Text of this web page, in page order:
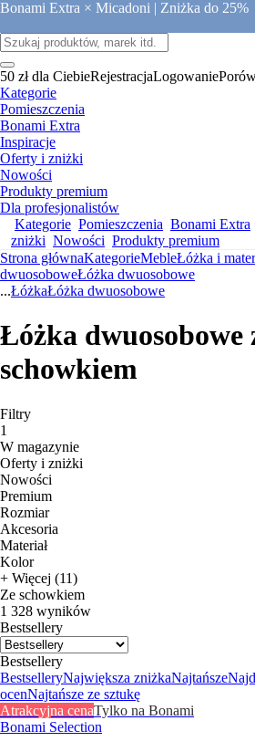
Bonami Extra × Micadoni | Zniżka do
50 zł dla CiebieRejestracjaLogowanie
Kategorie
Pomieszczenia
Bonami Extra
Inspiracje
Oferty i zniżki
Nowości
Produkty premium
Dla profesjonalistów
Kategorie Pomieszczenia Bonami Extra
zniżki Nowości Produkty premium
Strona głównaKategorieMebleŁóżka i
dwuosoboweŁóżka dwuosobowe
...ŁóżkaŁóżka dwuosobowe
Łóżka dwuosobowe
schowkiem
Filtry
1
W magazynie
Oferty i zniżki
Nowości
Premium
Rozmiar
Akcesoria
Materiał
Kolor
+ Więcej (11)
Ze schowkiem
1 328 wyników
Bestsellery
Bestsellery
BestselleryNajwiększa zniżkaNajtańsze
ocenNajtańsze ze sztukę
Atrakcyjna cenaTylko na Bonami
Bonami Selection